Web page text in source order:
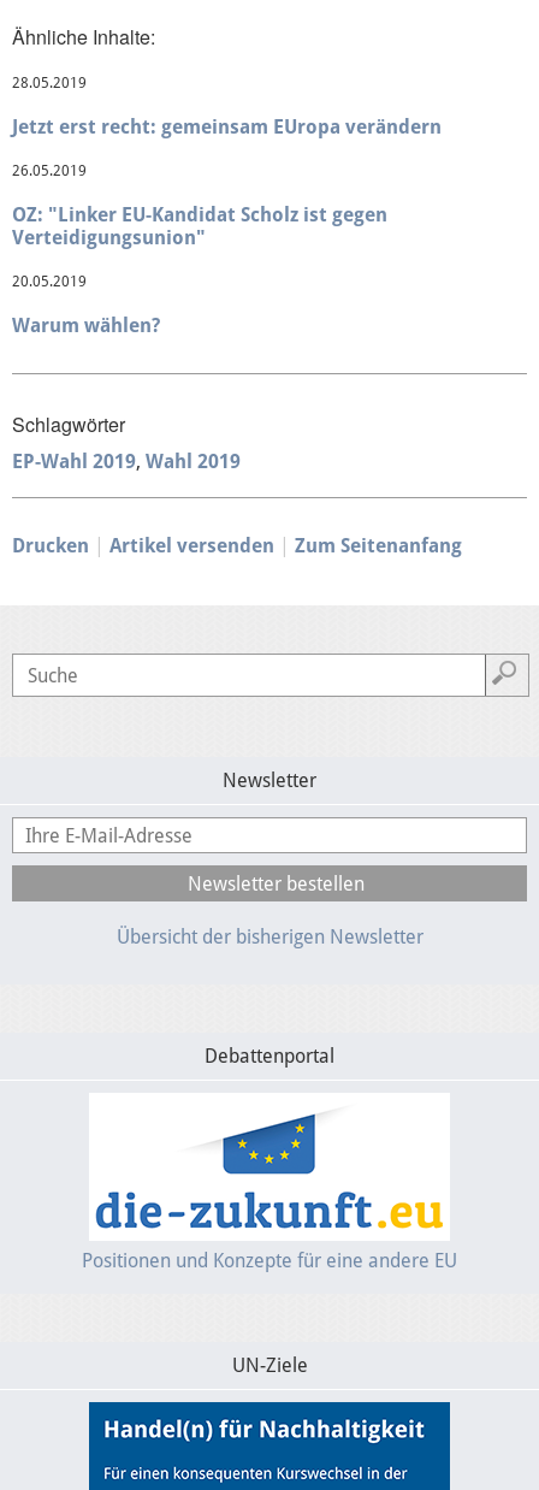
Ähnliche Inhalte:
28.05.2019
Jetzt erst recht: gemeinsam EUropa verändern
26.05.2019
OZ: "Linker EU-Kandidat Scholz ist gegen
Verteidigungsunion"
20.05.2019
Warum wählen?
Schlagwörter
EP-Wahl 2019 Wahl 2019
Drucken Artikel versenden Zum Seitenanfang
Newsletter
Übersicht der bisherigen Newsletter
Debattenportal
Positionen und Konzepte für eine andere EU
UN-Ziele